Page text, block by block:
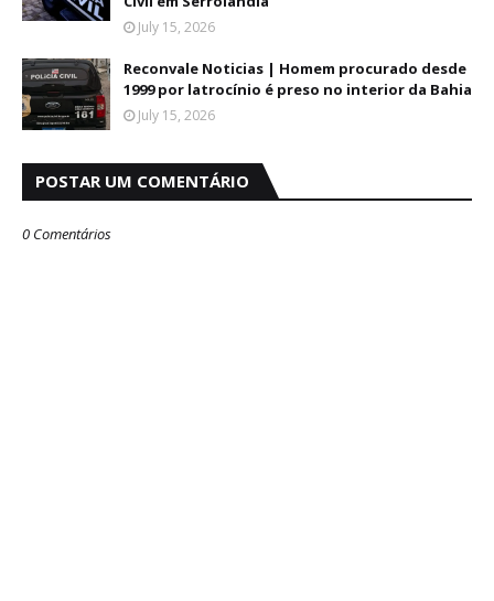
July 15, 2026
Reconvale Noticias | Homem procurado desde
1999 por latrocínio é preso no interior da Bahia
July 15, 2026
POSTAR UM COMENTÁRIO
0 Comentários